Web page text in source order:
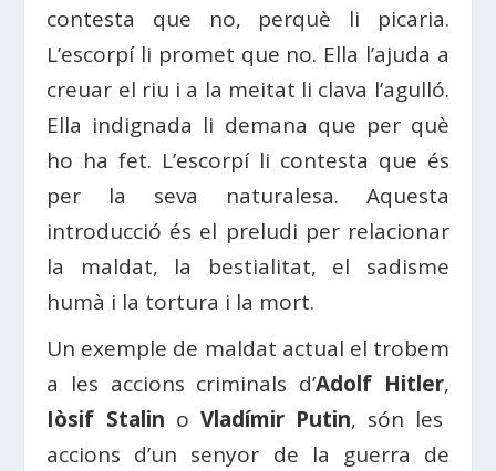
contesta que no, perquè li picaria.
L’escorpí li promet que no. Ella l’ajuda a
creuar el riu i a la meitat li clava l’agulló.
Ella indignada li demana que per què
ho ha fet. L’escorpí li contesta que és
per la seva naturalesa. Aquesta
introducció és el preludi per relacionar
la maldat, la bestialitat, el sadisme
humà i la tortura i la mort.
Un exemple de maldat actual el trobem
a les accions criminals d’Adolf Hitler,
Iòsif Stalin o Vladímir Putin, són les
accions d’un senyor de la guerra de